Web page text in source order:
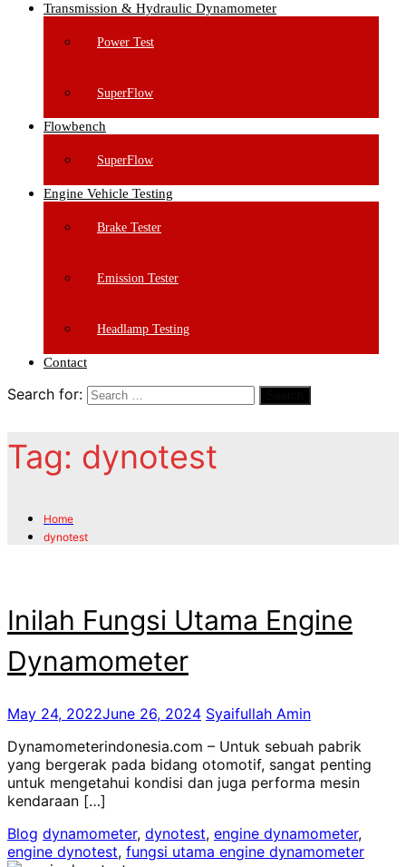
Transmission & Hydraulic Dynamometer
Power Test
SuperFlow
Flowbench
SuperFlow
Engine Vehicle Testing
Brake Tester
Emission Tester
Headlamp Testing
Contact
Search for:
Tag: dynotest
Home
dynotest
Inilah Fungsi Utama Engine
Dynamometer
May 24, 2022June 26, 2024 Syaifullah Amin
Dynamometerindonesia.com – Untuk sebuah pabrik
yang bergerak pada bidang otomotif, sangat penting
untuk mengetahui kondisi dan juga performa mesin
kendaraan […]
Blog dynamometer, dynotest, engine dynamometer,
engine dynotest, fungsi utama engine dynamometer